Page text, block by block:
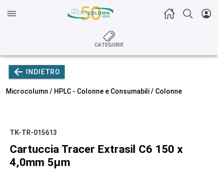
CATEGORIE
INDIETRO
Microcolumn / HPLC - Colonne e Consumabili/ Colonne
TK-TR-015613
Cartuccia Tracer Extrasil C6 150 x
4,0mm 5µm